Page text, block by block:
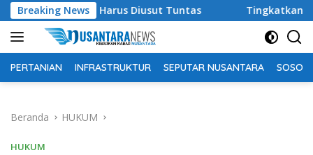
Langsung
ke
konten
Breaking News
DPR: Harus Diusut Tuntas Tingkatkan Kualitas
PERTANIAN INFRASTRUKTUR SEPUTAR NUSANTARA SOSOK
Beranda HUKUM
HUKUM